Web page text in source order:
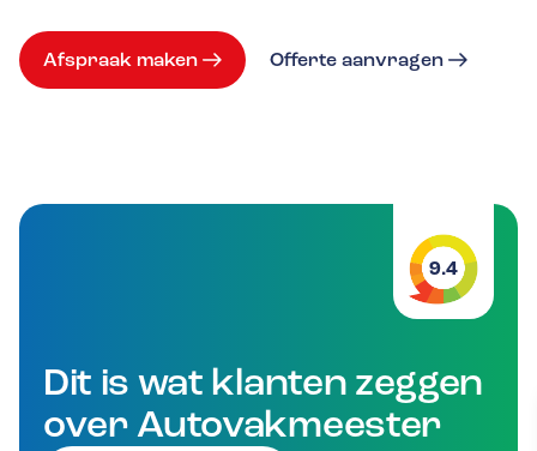
Afspraak maken Offerte aanvragen
9.4
Dit is wat klanten zeggen
over Autovakmeester